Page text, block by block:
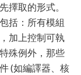
擇取的形式。
括：所有模組
加上控制可執
殊例外，那些
(如編譯器、核